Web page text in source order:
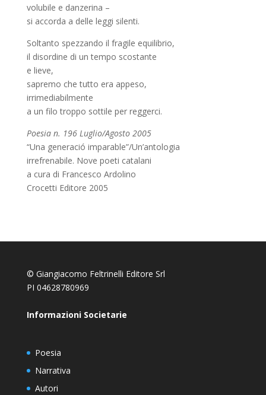
volubile e danzerina –
si accorda a delle leggi silenti.
Soltanto spezzando il fragile equilibrio,
il disordine di un tempo scostante
e lieve,
sapremo che tutto era appeso,
irrimediabilmente
a un filo troppo sottile per reggerci.
Poesia n. 196 Luglio/Agosto 2005
“Una generació imparable”/Un’antologia
irrefrenabile. Nove poeti catalani
a cura di Francesco Ardolino
Crocetti Editore 2005
© Giangiacomo Feltrinelli Editore Srl
PI 04628780969
Informazioni Societarie
Poesia
Narrativa
Autori